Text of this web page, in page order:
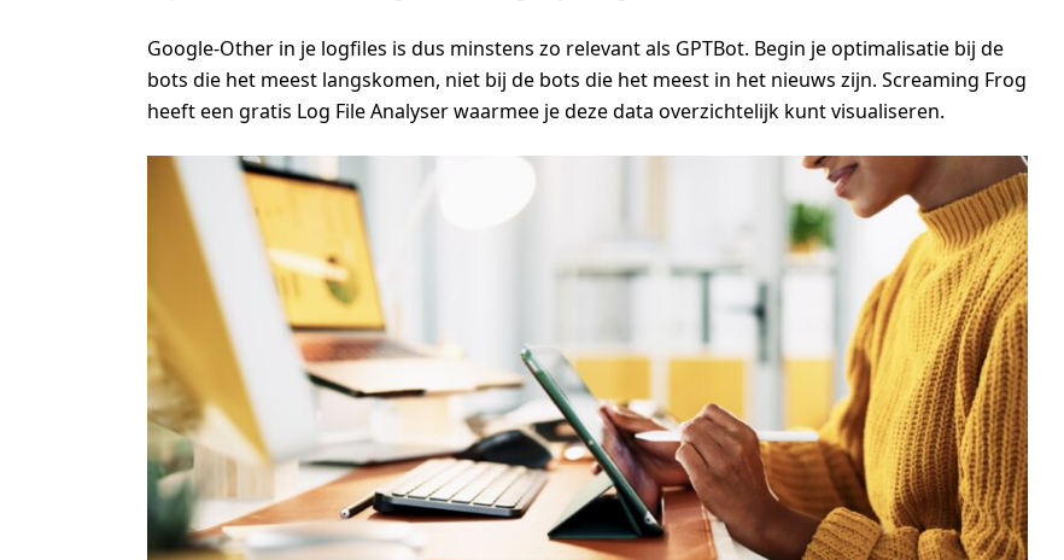
Google-Other in je logfiles is dus minstens zo relevant als GPTBot. Begin je optimalisatie bij de
bots die het meest langskomen, niet bij de bots die het meest in het nieuws zijn. Screaming Frog
heeft een gratis Log File Analyser waarmee je deze data overzichtelijk kunt visualiseren.